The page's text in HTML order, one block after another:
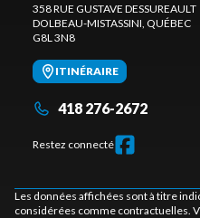
358 RUE GUSTAVE DESSUREAULT
DOLBEAU-MISTASSINI , QUÉBEC
G8L 3N8
ITINÉRAIRE
418 276-2672
Restez connecté
Les données affichées sont à titre
considérées comme contractuelles.